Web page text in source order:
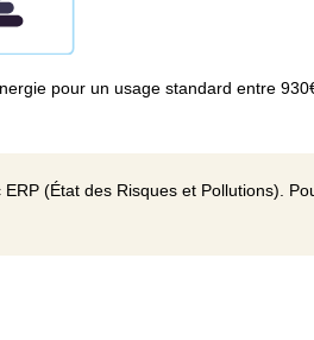
pour un usage standard entre
(État des Risques et Pollutions).